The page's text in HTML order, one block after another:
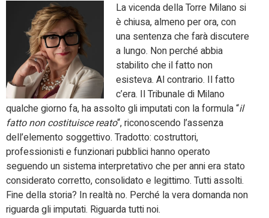
La vicenda della Torre Milano si
è chiusa, almeno per ora, con
una sentenza che farà discutere
a lungo. Non perché abbia
stabilito che il fatto non
esisteva. Al contrario. Il fatto
c’era. Il Tribunale di Milano
qualche giorno fa, ha assolto gli imputati con la formula “il
fatto non costituisce reato“, riconoscendo l’assenza
dell’elemento soggettivo. Tradotto: costruttori,
professionisti e funzionari pubblici hanno operato
seguendo un sistema interpretativo che per anni era stato
considerato corretto, consolidato e legittimo. Tutti assolti.
Fine della storia? In realtà no. Perché la vera domanda non
riguarda gli imputati. Riguarda tutti noi.